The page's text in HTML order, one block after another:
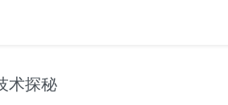
术探秘